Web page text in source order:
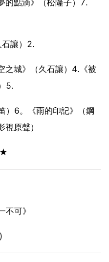
的點滴》（松隆子）7.
讓）2.
之城》（久石讓）4.《被
5.
）6。《雨的印記》（鋼
原聲）
不可》